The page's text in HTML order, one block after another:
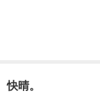
快晴。